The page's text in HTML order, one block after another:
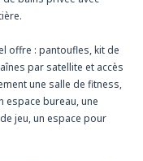
offre : pantoufles, kit de
par satellite et accès
une salle de fitness,
espace bureau, une
jeu, un espace pour